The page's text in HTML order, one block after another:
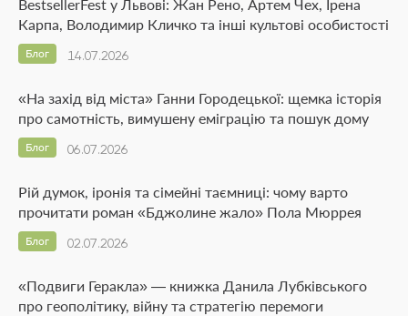
BestsellerFest у Львові: Жан Рено, Артем Чех, Ірена
Карпа, Володимир Кличко та інші культові особистості
14.07.2026
Блог
«На захід від міста» Ганни Городецької: щемка історія
про самотність, вимушену еміграцію та пошук дому
06.07.2026
Блог
Рій думок, іронія та сімейні таємниці: чому варто
прочитати роман «Бджолине жало» Пола Мюррея
02.07.2026
Блог
«Подвиги Геракла» — книжка Данила Лубківського
про геополітику, війну та стратегію перемоги